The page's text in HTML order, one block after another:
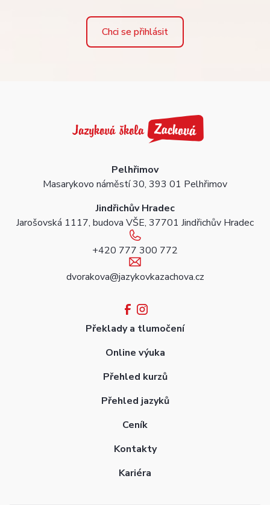
Chci se přihlásit
Pelhřimov
Masarykovo náměstí 30, 393 01 Pelhřimov
Jindřichův Hradec
Jarošovská 1117, budova VŠE, 37701 Jindřichův Hradec
+420 777 300 772
dvorakova@jazykovkazachova.cz
Překlady a tlumočení
Online výuka
Přehled kurzů
Přehled jazyků
Ceník
Kontakty
Kariéra